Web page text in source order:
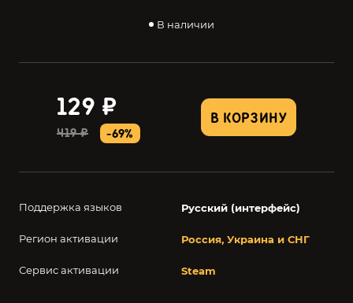
В наличии
В КОРЗИНУ
129 ₽
419 ₽ -69%
Поддержка языков Русский (интерфейс)
Регион активации Россия, Украина и СНГ
Сервис активации Steam